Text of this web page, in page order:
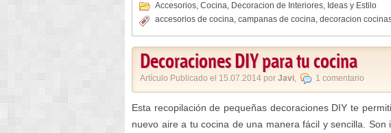
Accesorios, Cocina, Decoracion de Interiores, Ideas y Estilo
accesorios de cocina, campanas de cocina, decoracion
Decoraciones DIY para tu cocina
Artículo Publicado el 15.07.2014 por Javi, 1 comentario
Esta recopilación de pequeñas decoraciones DIY te
nuevo aire a tu cocina de una manera fácil y sencilla.